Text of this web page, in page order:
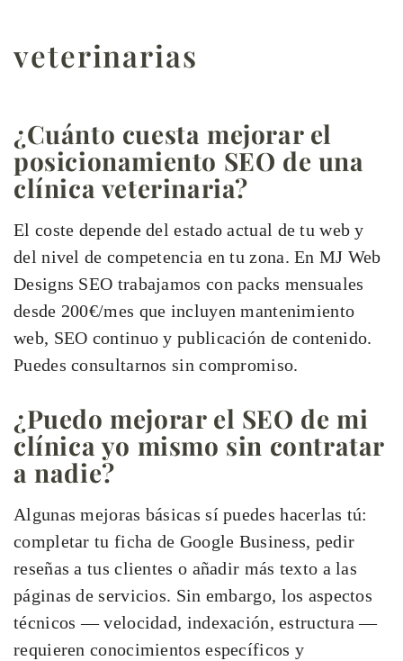
veterinarias
¿Cuánto cuesta mejorar el
posicionamiento SEO de una
clínica veterinaria?
El coste depende del estado actual de tu web y
del nivel de competencia en tu zona. En MJ Web
Designs SEO trabajamos con packs mensuales
desde 200€/mes que incluyen mantenimiento
web, SEO continuo y publicación de contenido.
Puedes consultarnos sin compromiso.
¿Puedo mejorar el SEO de mi
clínica yo mismo sin contratar
a nadie?
Algunas mejoras básicas sí puedes hacerlas tú:
completar tu ficha de Google Business, pedir
reseñas a tus clientes o añadir más texto a las
páginas de servicios. Sin embargo, los aspectos
técnicos — velocidad, indexación, estructura —
requieren conocimientos específicos y